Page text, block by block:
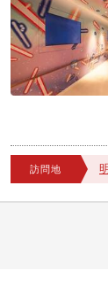
訪問地